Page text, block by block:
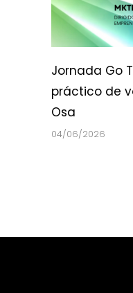
Jornada Go
práctico de
Osa
04/06/2026